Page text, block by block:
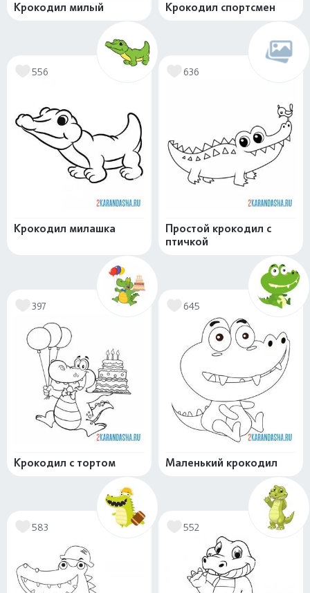
Крокодил милый Крокодил спортсмен
556
Крокодил милашка
636
Простой крокодил с
птичкой
397
Крокодил с тортом
645
Маленький крокодил
583 552